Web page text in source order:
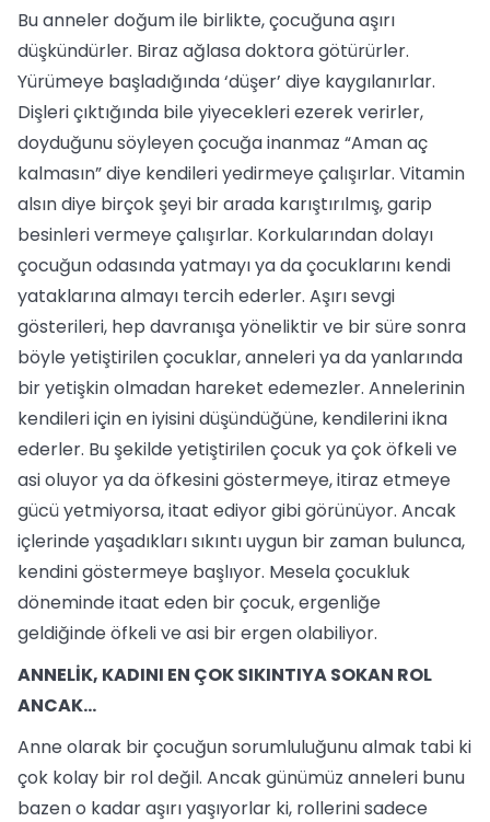
Bu anneler doğum ile birlikte, çocuğuna aşırı
düşkündürler. Biraz ağlasa doktora götürürler.
Yürümeye başladığında ‘düşer’ diye kaygılanırlar.
Dişleri çıktığında bile yiyecekleri ezerek verirler,
doyduğunu söyleyen çocuğa inanmaz “Aman aç
kalmasın” diye kendileri yedirmeye çalışırlar. Vitamin
alsın diye birçok şeyi bir arada karıştırılmış, garip
besinleri vermeye çalışırlar. Korkularından dolayı
çocuğun odasında yatmayı ya da çocuklarını kendi
yataklarına almayı tercih ederler. Aşırı sevgi
gösterileri, hep davranışa yöneliktir ve bir süre sonra
böyle yetiştirilen çocuklar, anneleri ya da yanlarında
bir yetişkin olmadan hareket edemezler. Annelerinin
kendileri için en iyisini düşündüğüne, kendilerini ikna
ederler. Bu şekilde yetiştirilen çocuk ya çok öfkeli ve
asi oluyor ya da öfkesini göstermeye, itiraz etmeye
gücü yetmiyorsa, itaat ediyor gibi görünüyor. Ancak
içlerinde yaşadıkları sıkıntı uygun bir zaman bulunca,
kendini göstermeye başlıyor. Mesela çocukluk
döneminde itaat eden bir çocuk, ergenliğe
geldiğinde öfkeli ve asi bir ergen olabiliyor.
ANNELİK, KADINI EN ÇOK SIKINTIYA SOKAN ROL
ANCAK…
Anne olarak bir çocuğun sorumluluğunu almak tabi ki
çok kolay bir rol değil. Ancak günümüz anneleri bunu
bazen o kadar aşırı yaşıyorlar ki, rollerini sadece